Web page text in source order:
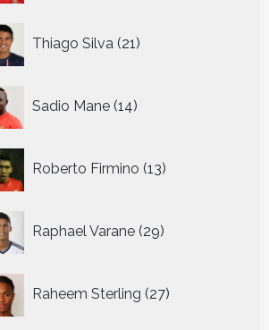
Thiago Silva 21
producten
Sadio Mane 14
producten
Roberto Firmino 13
producten
Raphael Varane 29
producten
Raheem Sterling 27
producten